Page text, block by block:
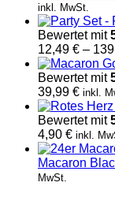
inkl. MwSt.
Bewertet mit
12,49 € –
Bewertet mit
39,99 € inkl.
Bewertet mit
4,90 € inkl.
Macaron
MwSt.